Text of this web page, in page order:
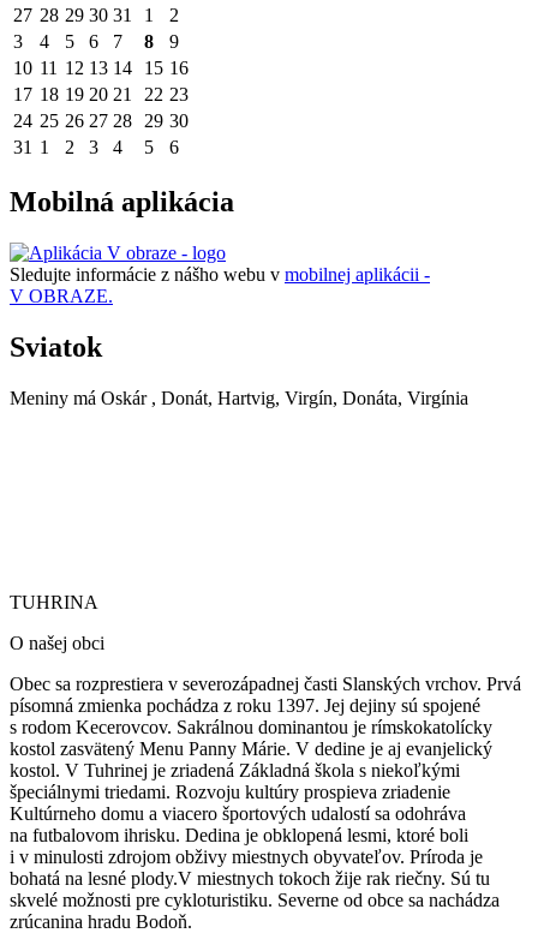
27 28 29 30 31 1
2
3
4 5 6 7 8
9
10 11 12 13 14 15 16
17 18 19 20 21 22 23
24 25 26 27 28 29 30
31 1 2 3 4 5 6
Mobilná aplikácia
Sledujte informácie z nášho webu v mobilnej aplikácii -
V OBRAZE.
Sviatok
Meniny má Oskár , Donát, Hartvig, Virgín, Donáta, Virgínia
TUHRINA
O našej obci
Obec sa rozprestiera v severozápadnej časti Slanských vrchov. Prvá
písomná zmienka pochádza z roku 1397. Jej dejiny sú spojené
s rodom Kecerovcov. Sakrálnou dominantou je rímskokatolícky
kostol zasvätený Menu Panny Márie. V dedine je aj evanjelický
kostol. V Tuhrinej je zriadená Základná škola s niekoľkými
špeciálnymi triedami. Rozvoju kultúry prospieva zriadenie
Kultúrneho domu a viacero športových udalostí sa odohráva
na futbalovom ihrisku. Dedina je obklopená lesmi, ktoré boli
i v minulosti zdrojom obživy miestnych obyvateľov. Príroda je
bohatá na lesné plody.V miestnych tokoch žije rak riečny. Sú tu
skvelé možnosti pre cykloturistiku. Severne od obce sa nachádza
zrúcanina hradu Bodoň.